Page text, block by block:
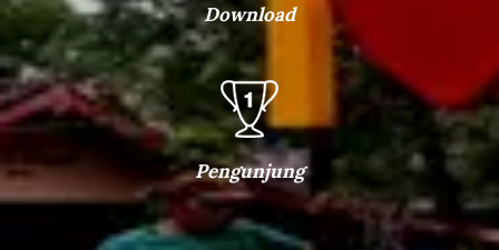
Download
Pengunjung